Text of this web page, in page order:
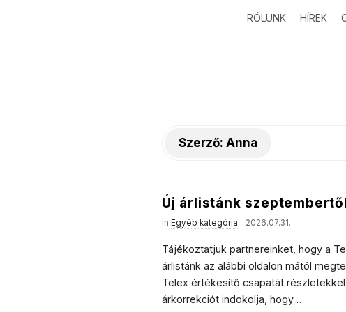
RÓLUNK HÍREK
Szerző: Anna
Új árlistánk
In Egyéb kategória 2026.07.31.
Tájékoztatjuk partnereinket, hogy a
árlistánk az alábbi oldalon mától
Telex értékesítő csapatát
árkorrekciót indokolja, hogy …